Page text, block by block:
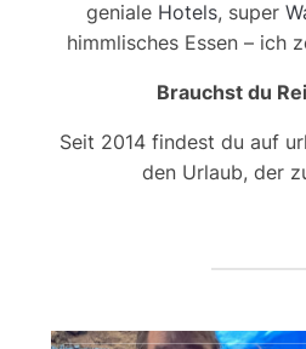
geniale Hotels, super
himmlisches Essen – ich
Brauchst du
Seit 2014 findest du auf
den Urlaub, der